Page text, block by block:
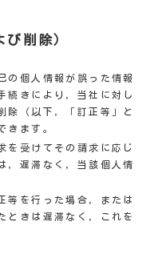
削除）
の個人情報が誤った情報
続きにより，当社に対し
除（以下，「訂正等」と
きます。
を受けてその請求に応じ
，遅滞なく，当該個人情
等を行った場合，または
ときは遅滞なく，これを